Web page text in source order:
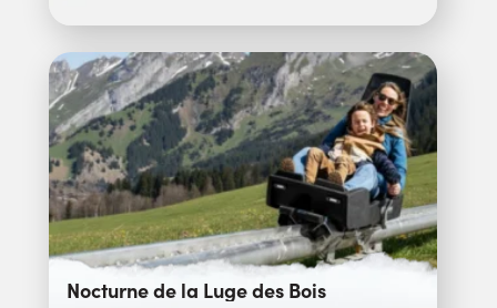
Nocturne de la Luge des Bois